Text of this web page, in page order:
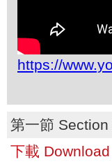
https://
第一節 Section
下載 Download